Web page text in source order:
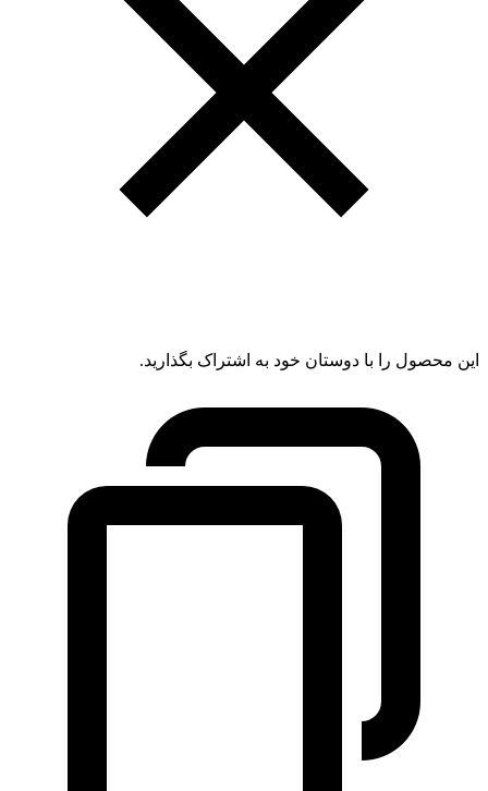
این محصول را با دوستان خود به اشتراک بگذارید.